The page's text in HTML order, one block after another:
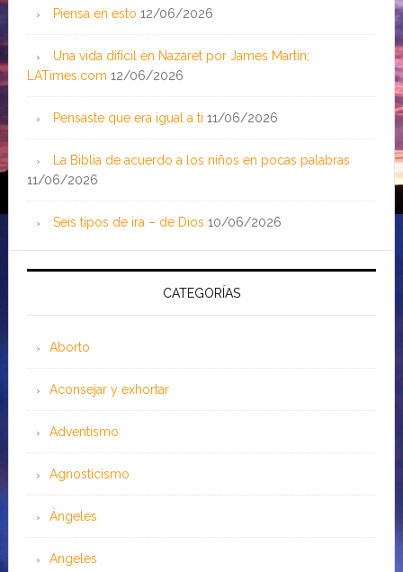
Piensa en esto 12/06/2026
Una vida difícil en Nazaret por James Martin;
LATimes.com 12/06/2026
Pensaste que era igual a ti 11/06/2026
La Biblia de acuerdo a los niños en pocas palabras
11/06/2026
Seis tipos de ira – de Dios 10/06/2026
CATEGORÍAS
Aborto
Aconsejar y exhortar
Adventismo
Agnosticismo
Ángeles
Angeles